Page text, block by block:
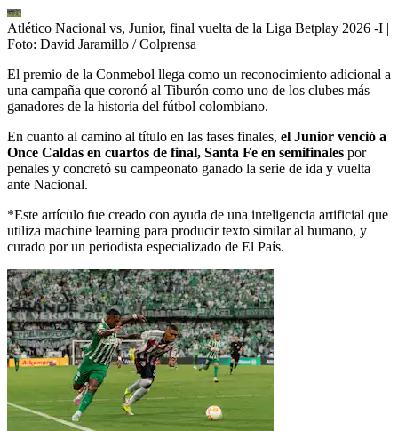
Atlético Nacional vs, Junior, final vuelta de la Liga Betplay 2026 -I |
Foto: David Jaramillo / Colprensa
El premio de la Conmebol llega como un reconocimiento adicional a
una campaña que coronó al Tiburón como uno de los clubes más
ganadores de la historia del fútbol colombiano.
En cuanto al camino al título en las fases finales, el Junior venció a
Once Caldas en cuartos de final, Santa Fe en semifinales por
penales y concretó su campeonato ganado la serie de ida y vuelta
ante Nacional.
*Este artículo fue creado con ayuda de una inteligencia artificial que
utiliza machine learning para producir texto similar al humano, y
curado por un periodista especializado de El País.